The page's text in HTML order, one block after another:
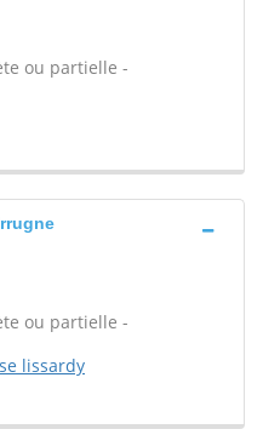
ou partielle -
ou partielle -
lissardy